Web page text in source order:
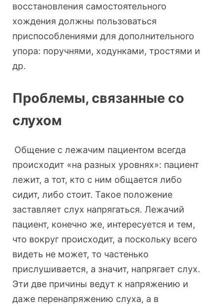
восстановления самостоятельного
хождения должны пользоваться
приспособлениями для дополнительного
упора: поручнями, ходунками, тростями и
др.
Проблемы, связанные со
слухом
Общение с лежачим пациентом всегда
происходит «на разных уровнях»: пациент
лежит, а тот, кто с ним общается либо
сидит, либо стоит. Такое положение
заставляет слух напрягаться. Лежачий
пациент, конечно же, интересуется и тем,
что вокруг происходит, а поскольку всего
видеть не может, то частенько
прислушивается, а значит, напрягает слух.
Эти две причины ведут к напряжению и
даже перенапряжению слуха, а в